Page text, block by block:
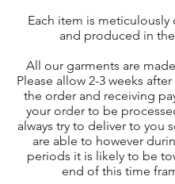
Each item is meticulously
and produced in
All our garments are
Please allow 2-3 weeks
the order and receiving
your order to be
always try to deliver to you
are able to however
periods it is likely to be
end of this time